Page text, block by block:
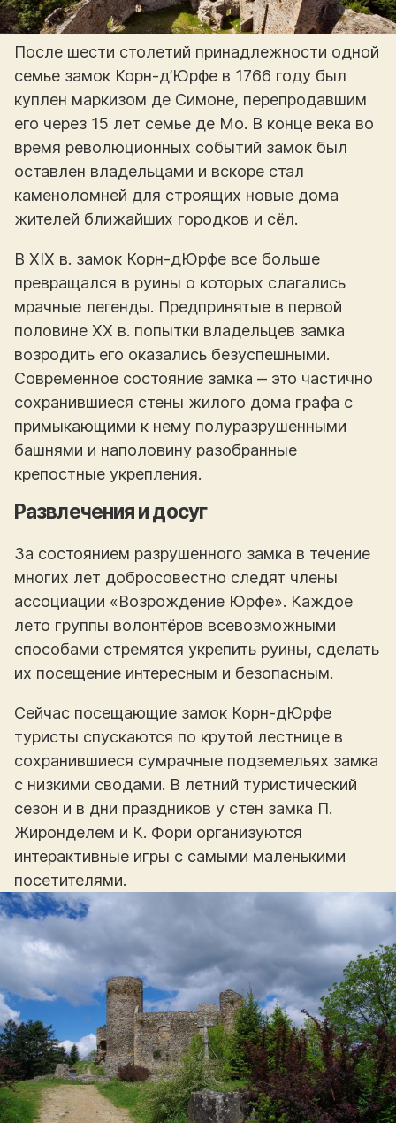
После шести столетий принадлежности одной
семье замок Корн-д’Юрфе в 1766 году был
куплен маркизом де Симоне, перепродавшим
его через 15 лет семье де Мо. В конце века во
время революционных событий замок был
оставлен владельцами и вскоре стал
каменоломней для строящих новые дома
жителей ближайших городков и сёл.
В XIX в. замок Корн-дЮрфе все больше
превращался в руины о которых слагались
мрачные легенды. Предпринятые в первой
половине XX в. попытки владельцев замка
возродить его оказались безуспешными.
Современное состояние замка ‒ это частично
сохранившиеся стены жилого дома графа с
примыкающими к нему полуразрушенными
башнями и наполовину разобранные
крепостные укрепления.
Развлечения и досуг
За состоянием разрушенного замка в течение
многих лет добросовестно следят члены
ассоциации «Возрождение Юрфе». Каждое
лето группы волонтёров всевозможными
способами стремятся укрепить руины, сделать
их посещение интересным и безопасным.
Сейчас посещающие замок Корн-дЮрфе
туристы спускаются по крутой лестнице в
сохранившиеся сумрачные подземельях замка
с низкими сводами. В летний туристический
сезон и в дни праздников у стен замка П.
Жиронделем и К. Фори организуются
интерактивные игры с самыми маленькими
посетителями.